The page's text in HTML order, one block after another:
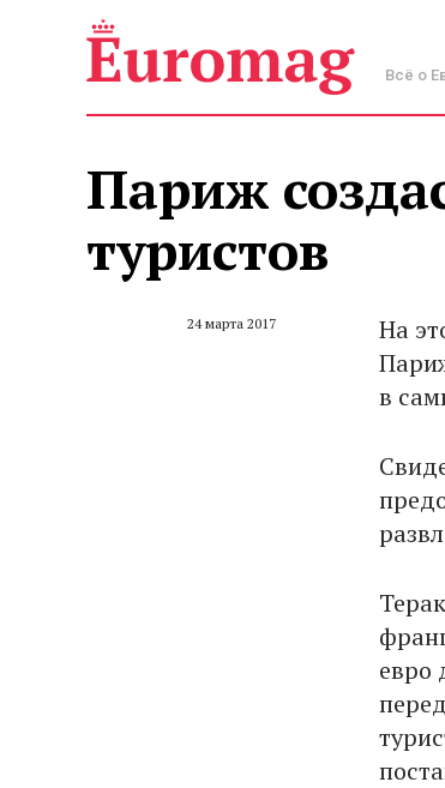
Всё о
Париж
туристов
24 марта 2017
На
в
евро